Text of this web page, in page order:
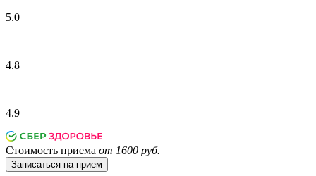
5.0
4.8
4.9
Стоимость приема от 1600 руб.
Записаться на прием